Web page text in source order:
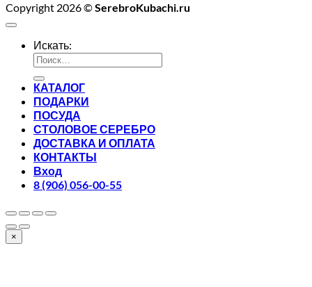
Copyright 2026 ©SerebroKubachi.ru
Искать:
КАТАЛОГ
ПОДАРКИ
ПОСУДА
СТОЛОВОЕ СЕРЕБРО
ДОСТАВКА И ОПЛАТА
КОНТАКТЫ
Вход
8 (906) 056-00-55
×